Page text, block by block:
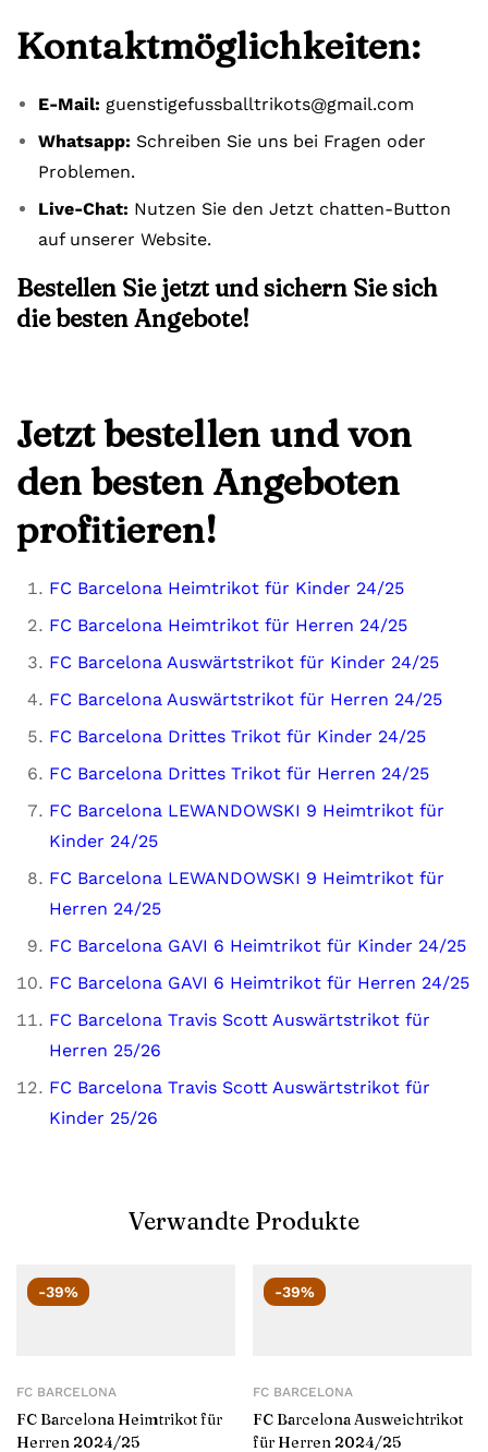
Kontaktmöglichkeiten:
E-Mail: guenstigefussballtrikots@gmail.com
Whatsapp: Schreiben Sie uns bei Fragen oder
Problemen.
Live-Chat: Nutzen Sie den Jetzt chatten-Button
auf unserer Website.
Bestellen Sie jetzt und sichern Sie sich
die besten Angebote!
Jetzt bestellen und von
den besten Angeboten
profitieren!
FC Barcelona Heimtrikot für Kinder 24/25
FC Barcelona Heimtrikot für Herren 24/25
FC Barcelona Auswärtstrikot für Kinder 24/25
FC Barcelona Auswärtstrikot für Herren 24/25
FC Barcelona Drittes Trikot für Kinder 24/25
FC Barcelona Drittes Trikot für Herren 24/25
FC Barcelona LEWANDOWSKI 9 Heimtrikot für
Kinder 24/25
FC Barcelona LEWANDOWSKI 9 Heimtrikot für
Herren 24/25
FC Barcelona GAVI 6 Heimtrikot für Kinder 24/25
FC Barcelona GAVI 6 Heimtrikot für Herren 24/25
FC Barcelona Travis Scott Auswärtstrikot für
Herren 25/26
FC Barcelona Travis Scott Auswärtstrikot für
Kinder 25/26
Verwandte Produkte
-39%
FC BARCELONA
FC Barcelona Heimtrikot für
Herren 2024/25
-39%
FC BARCELONA
FC Barcelona Ausweichtrikot
für Herren 2024/25